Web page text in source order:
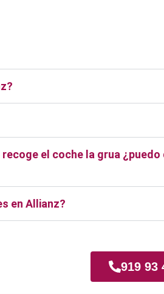
el coche la grua ¿puedo
en Allianz?
919 93